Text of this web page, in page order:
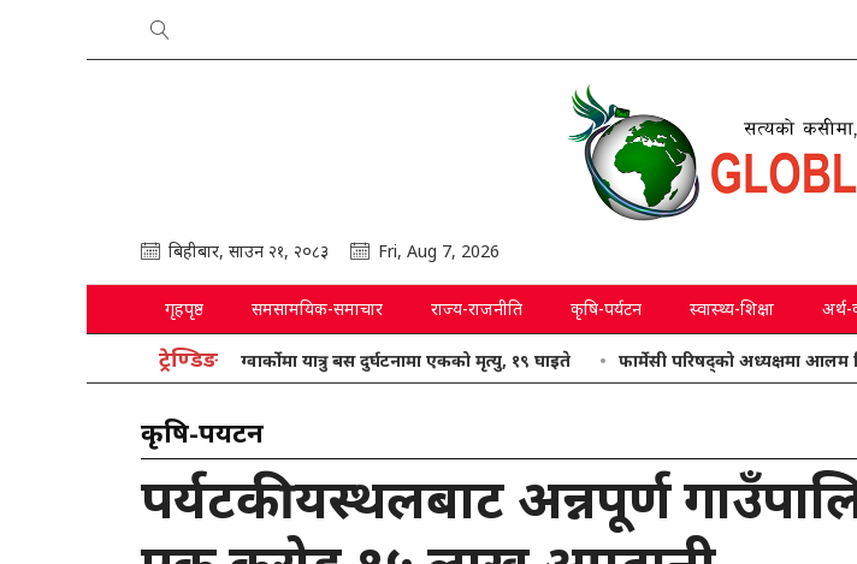
बिहीबार, साउन २१, २०८३ Fri, Aug 7, 2026
गृहपृष्ठ समसामयिक-समाचार राज्य-राजनीति कृषि-पर्यटन स्वास्थ्य-शिक्षा अर्थ-
ट्रेण्डिङ
ग्वार्कोमा यात्रु बस दुर्घटनामा एकको मृत्यु, १९ घाइते फार्मेसी परिषद्को अध्यक्षमा आलम नियुक्त
कृषि-पर्यटन
पर्यटकीयस्थलबाट अन्नपूर्ण